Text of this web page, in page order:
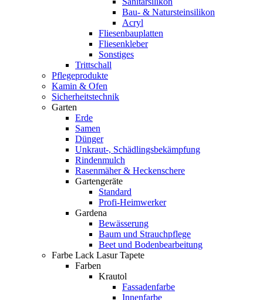
Bau- & Natursteinsilikon
Acryl
Fliesenbauplatten
Fliesenkleber
Sonstiges
Trittschall
Pflegeprodukte
Kamin & Ofen
Sicherheitstechnik
Garten
Erde
Samen
Dünger
Unkraut-, Schädlingsbekämpfung
Rindenmulch
Rasenmäher & Heckenschere
Gartengeräte
Standard
Profi-Heimwerker
Gardena
Bewässerung
Baum und Strauchpflege
Beet und Bodenbearbeitung
Farbe Lack Lasur Tapete
Farben
Krautol
Fassadenfarbe
Innenfarbe